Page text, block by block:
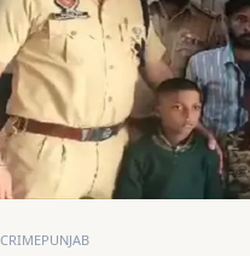
CRIMEPUNJAB